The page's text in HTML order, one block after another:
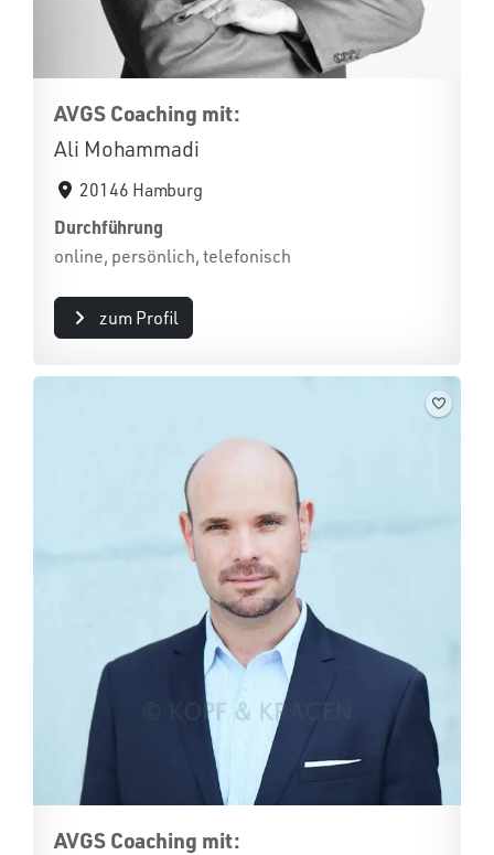
AVGS Coaching mit:
Ali Mohammadi
20146 Hamburg
Durchführung
online, persönlich, telefonisch
zum Profil
AVGS Coaching mit: